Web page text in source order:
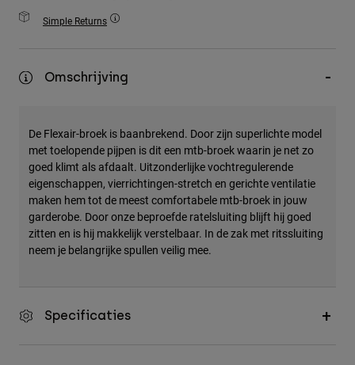
MTB Gear Guides
Boot Care Guide
Hats & Caps
Socks
Alles bekijken
Tops
Broeken
Boardshorts
Alles bekijken
Accessories
All Accessories
Hats & Caps
Simple Returns
Omschrijving
De Flexair-broek is baanbrekend. Door zijn superlichte model
met toelopende pijpen is dit een mtb-broek waarin je net zo
goed klimt als afdaalt. Uitzonderlijke vochtregulerende
eigenschappen, vierrichtingen-stretch en gerichte ventilatie
maken hem tot de meest comfortabele mtb-broek in jouw
garderobe. Door onze beproefde ratelsluiting blijft hij goed
zitten en is hij makkelijk verstelbaar. In de zak met ritssluiting
neem je belangrijke spullen veilig mee.
Specificaties